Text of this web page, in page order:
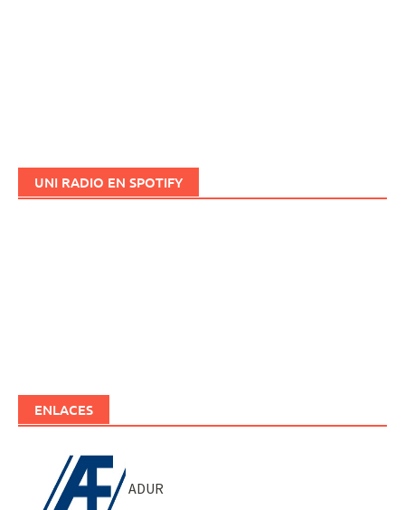
UNI RADIO EN SPOTIFY
ENLACES
ADUR